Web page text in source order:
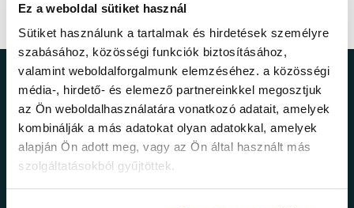
Ez a weboldal sütiket használ
Sütiket használunk a tartalmak és hirdetések személyre
szabásához, közösségi funkciók biztosításához,
valamint weboldalforgalmunk elemzéséhez. a közösségi
média-, hirdető- és elemező partnereinkkel megosztjuk
az Ön weboldalhasználatára vonatkozó adatait, amelyek
kombinálják a más adatokat olyan adatokkal, amelyek
alapján Ön adott meg, vagy az Ön által használt más
szolgáltatásokból gyűjtöttek.
Ne maradj le a
legfrissebb
információkról!